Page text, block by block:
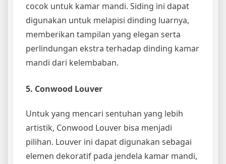
cocok untuk kamar mandi. Siding ini dapat
digunakan untuk melapisi dinding luarnya,
memberikan tampilan yang elegan serta
perlindungan ekstra terhadap dinding kamar
mandi dari kelembaban.
5. Conwood Louver
Untuk yang mencari sentuhan yang lebih
artistik, Conwood Louver bisa menjadi
pilihan. Louver ini dapat digunakan sebagai
elemen dekoratif pada jendela kamar mandi,